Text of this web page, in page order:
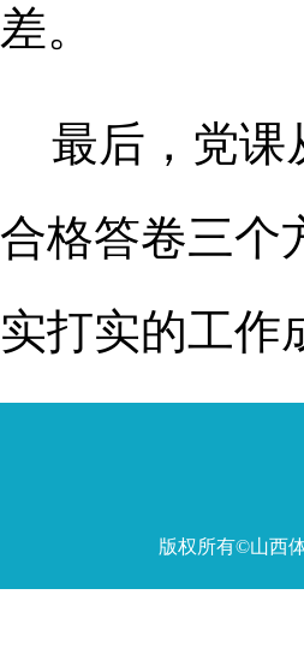
差。
最后，党课
合格答卷三个
实打实的工作
版权所有©山西